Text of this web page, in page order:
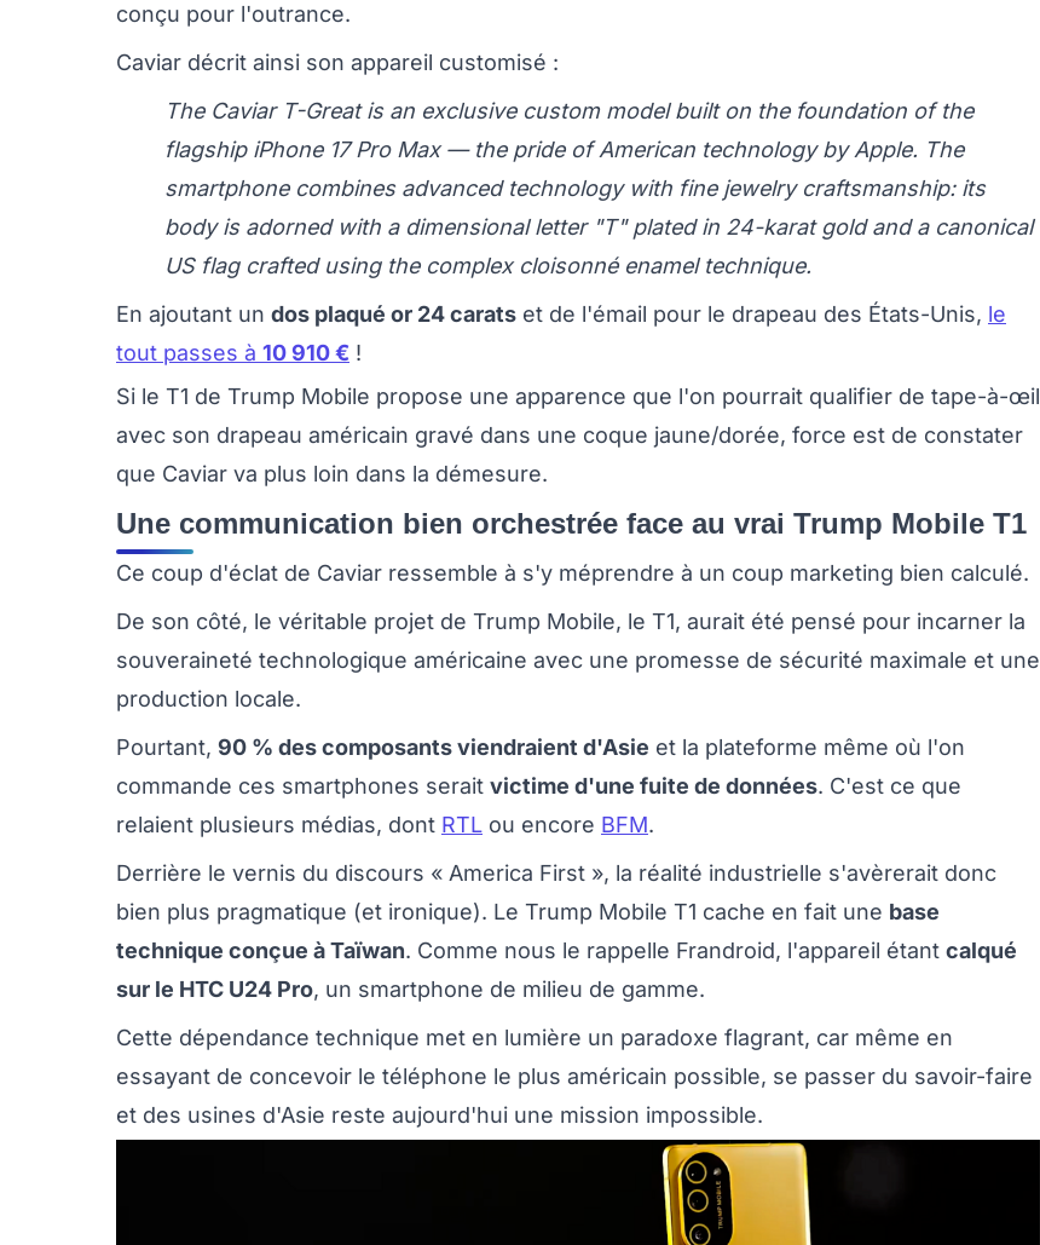
conçu pour l'outrance.
Caviar décrit ainsi son appareil customisé :
The Caviar T-Great is an exclusive custom model built on the foundation of the
flagship iPhone 17 Pro Max — the pride of American technology by Apple. The
smartphone combines advanced technology with fine jewelry craftsmanship: its
body is adorned with a dimensional letter "T" plated in 24-karat gold and a canonical
US flag crafted using the complex cloisonné enamel technique.
En ajoutant un dos plaqué or 24 carats et de l'émail pour le drapeau des États-Unis, le
tout passes à 10 910 € !
Si le T1 de Trump Mobile propose une apparence que l'on pourrait qualifier de tape-à-œil
avec son drapeau américain gravé dans une coque jaune/dorée, force est de constater
que Caviar va plus loin dans la démesure.
Une communication bien orchestrée face au vrai Trump Mobile T1
Ce coup d'éclat de Caviar ressemble à s'y méprendre à un coup marketing bien calculé.
De son côté, le véritable projet de Trump Mobile, le T1, aurait été pensé pour incarner la
souveraineté technologique américaine avec une promesse de sécurité maximale et une
production locale.
Pourtant, 90 % des composants viendraient d'Asie et la plateforme même où l'on
commande ces smartphones serait victime d'une fuite de données. C'est ce que
relaient plusieurs médias, dont RTL ou encore BFM.
Derrière le vernis du discours « America First », la réalité industrielle s'avèrerait donc
bien plus pragmatique (et ironique). Le Trump Mobile T1 cache en fait une base
technique conçue à Taïwan. Comme nous le rappelle Frandroid, l'appareil étant calqué
sur le HTC U24 Pro, un smartphone de milieu de gamme.
Cette dépendance technique met en lumière un paradoxe flagrant, car même en
essayant de concevoir le téléphone le plus américain possible, se passer du savoir-faire
et des usines d'Asie reste aujourd'hui une mission impossible.